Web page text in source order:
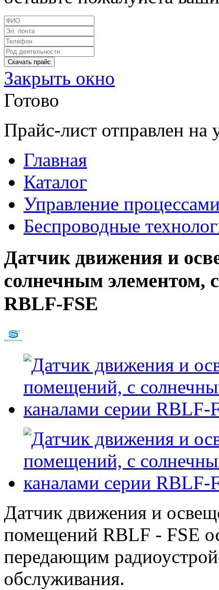
Закрыть окно
Готово
Прайс-лист отправлен
Главная
Каталог
Управление
Беспроводные
Датчик движения и
солнечным элементом,
RBLF-FSE
Датчик движения и
помещений RBLF - FSE
передающим
обслуживания.